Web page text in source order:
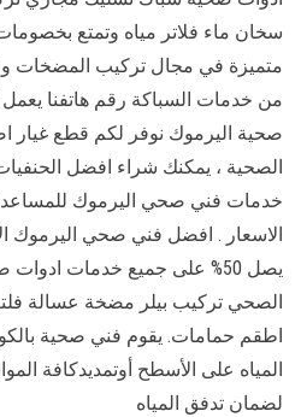
سخان ماء فلاتر مياه وتمتع
متميزة في مجال تركيب المضخات و
صحية اليرموك نوفر لكم قطع غيار
الصحية ، يمكنك شراء افضل
خدمات فني صحي اليرموك
الاسعار . افضل فني صحي اليرموك
يصل 50% على جميع خدمات
الصحي تركيب بيلر مضخة عسالة
اطقم حمامات. يقوم فني صحية
المياه على الأسطح أوتمديدكافة
لضمان تدفق المياه